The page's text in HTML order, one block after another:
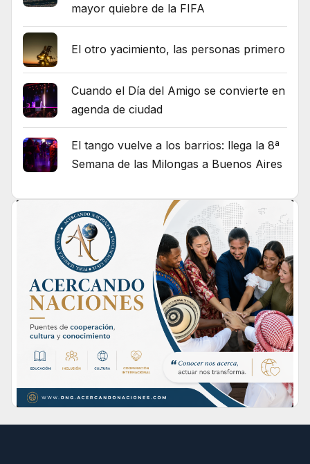
mayor quiebre de la FIFA
El otro yacimiento, las personas primero
Cuando el Día del Amigo se convierte en
agenda de ciudad
El tango vuelve a los barrios: llega la 8ª
Semana de las Milongas a Buenos Aires